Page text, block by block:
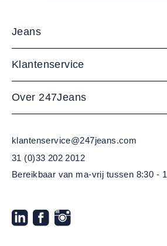
Jeans
Klantenservice
Over 247Jeans
klantenservice@247jeans.com
31 (0)33 202 2012
Bereikbaar van ma-vrij tussen 8:30 -